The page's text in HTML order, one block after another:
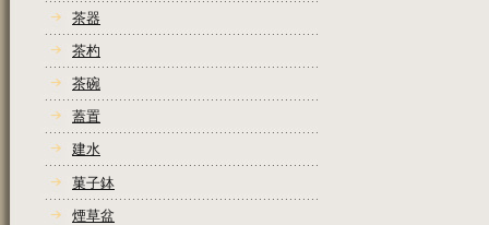
茶器
茶杓
茶碗
蓋置
建水
菓子鉢
煙草盆